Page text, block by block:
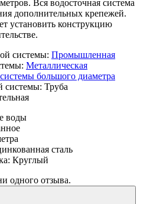
Вся водосточная система
дополнительных крепежей.
установить конструкцию
системы: Промышленная
Металлическая
большого диаметра
системы: Труба
воды
сталь
Круглый
одного отзыва.